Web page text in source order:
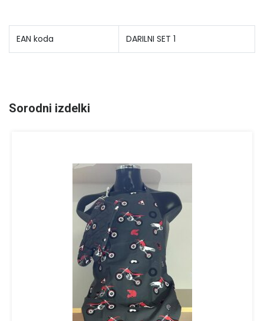
EAN koda DARILNI SET 1
Sorodni izdelki